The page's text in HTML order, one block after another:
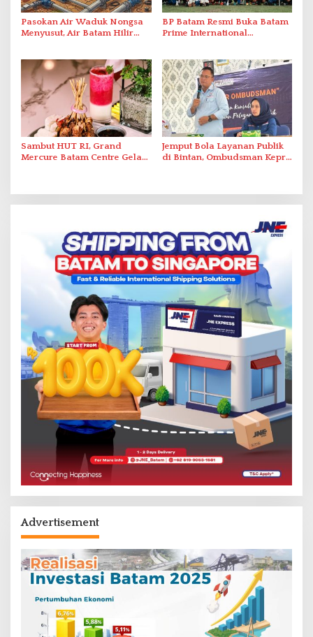
Pasokan Air Waduk Nongsa
Menyusut, Air Batam Hilir
BP Batam Resmi Buka Batam
Prime International
Abdul Jamal
Sambut HUT RI, Grand
Mercure Batam Centre Gelar
Jemput Bola Layanan Publik
di Bintan, Ombudsman Kepri
Advertisement